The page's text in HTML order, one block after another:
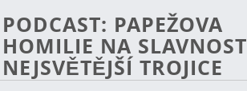
PODCAST: PAPEŽOVA
HOMILIE NA SLAVNOST
NEJSVĚTĚJŠÍ TROJICE